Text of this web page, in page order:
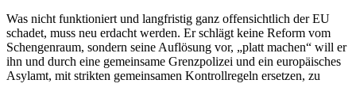
Was nicht funktioniert und langfristig ganz offensichtlich der EU
schadet, muss neu erdacht werden. Er schlägt keine Reform vom
Schengenraum, sondern seine Auflösung vor, „platt machen“ will er
ihn und durch eine gemeinsame Grenzpolizei und ein europäisches
Asylamt, mit strikten gemeinsamen Kontrollregeln ersetzen, zu